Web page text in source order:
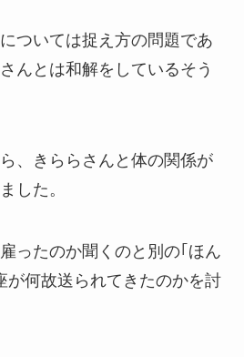
ついては捉え方の問題であ
んとは和解をしているそう
、きららさんと体の関係が
した。
ったのか聞くのと別の｢ほん
が何故送られてきたのかを討